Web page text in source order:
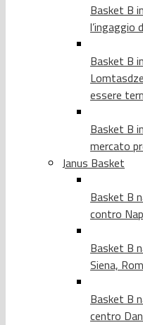
Basket B
l’ingaggio
Basket B
essere
Basket B
mercato
Janus Basket
Basket B
contro
Basket B
Siena,
Basket B
centro